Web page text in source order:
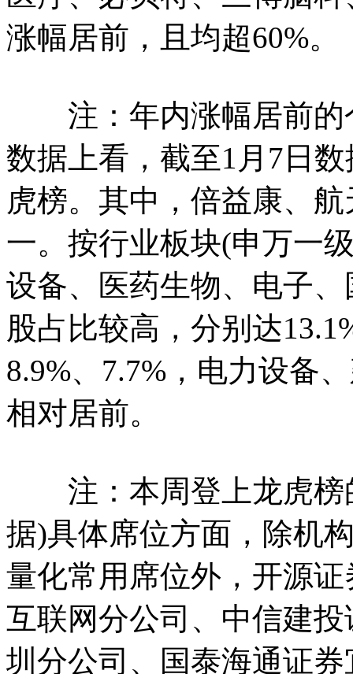
涨幅居前，且均超
注：年内涨幅居前的
数据上看，截至1月7日
虎榜。其中，倍益康、
一。按行业板块(申万一
设备、医药生物、电子
股占比较高，分别达
8.9%、7.7%，电力设备
相对居前。
注：本周登上龙虎榜
据)具体席位方面，除机
量化常用席位外，开源
互联网分公司、中信建
圳分公司、国泰海通证